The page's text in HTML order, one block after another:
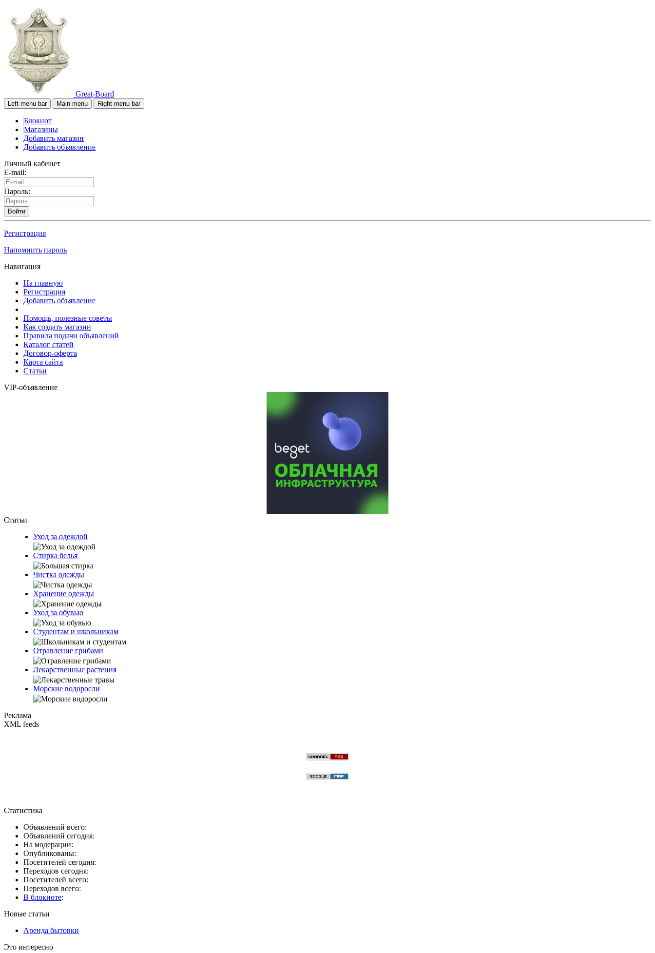
Great-Board
Left menu bar Main menu Right menu bar
Блокнот
Магазины
Добавить магазин
Добавить объявление
Личный кабинет
E-mail:
Пароль:
Войти
Регистрация
Напомнить пароль
Навигация
На главную
Регистрация
Добавить объявление
Помощь, полезные советы
Как создать магазин
Правила подачи объявлений
Каталог статей
Договор-оферта
Карта сайта
Статьи
VIP-объявление
Статьи
Уход за одеждой
Стирка белья
Чистка одежды
Хранение одежды
Уход за обувью
Студентам и школьникам
Отравление грибами
Лекарственные растения
Морские водоросли
Реклама
XML feeds
Статистика
Объявлений всего:
Объявлений сегодня:
На модерации:
Опубликованы:
Посетителей сегодня:
Переходов сегодня:
Посетителей всего:
Переходов всего:
В блокноте:
Новые статьи
Аренда бытовки
Это интересно